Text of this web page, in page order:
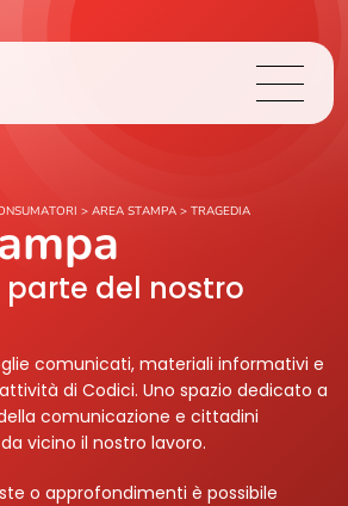
Contatti
Login
> AREA STAMPA > TRAGEDIA
del nostro
comunicati, materiali informativi e
di Codici. Uno spazio dedicato a
comunicazione e cittadini
vicino il nostro lavoro.
o approfondimenti è possibile